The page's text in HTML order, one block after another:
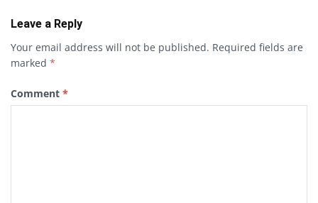
Leave a Reply
Your email address will not be published. Required fields are
marked *
Comment *